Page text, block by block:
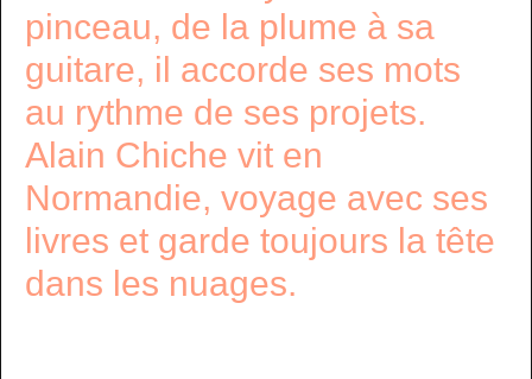
pinceau, de la plume à sa
guitare, il accorde ses mots
au rythme de ses projets.
Alain Chiche vit en
Normandie, voyage avec ses
livres et garde toujours la tête
dans les nuages.